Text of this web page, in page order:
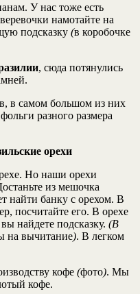
У нас тоже есть
намотайте на
подсказку (в коробочке
, сюда потянулись
в самом большом из них
разного размера
орехи
Но наши орехи
из мешочка
найти банку с орехом. В
посчитайте его. В орехе
найдете подсказку. (В
на вычитание). В легком
кофе (фото). Мы
кофе.